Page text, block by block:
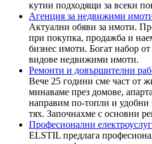
кутии подходящи за всеки
Агенция за недвижими
Актуални обяви за имоти.
при покупка, продажба и
бизнес имоти. Богат набор
видове недвижими имоти.
Ремонти и довършителни
Вече 25 години сме част от
минаваме през домове,
направим по-топли и удобни
тях. Започнахме с основни
Професионални
ELSTIL предлага